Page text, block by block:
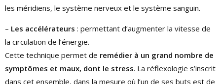
les méridiens, le système nerveux et le système sanguin.
– Les accélérateurs : permettant d’augmenter la vitesse de
la circulation de l’énergie.
Cette technique permet de remédier à un grand nombre de
symptômes et maux, dont le stress. La réflexologie s’inscrit
dans cet ensemble, dans la mesure où l’un de ses buts est de